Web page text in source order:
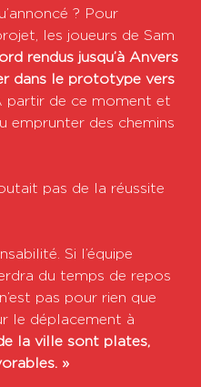
? Pour
les joueurs de Sam
rendus jusqu’à Anvers
dans le prototype vers
partir de ce moment et
emprunter des chemins
pas de la réussite
Si l’équipe
du temps de repos
pas pour rien que
le déplacement à
la ville sont plates,
»